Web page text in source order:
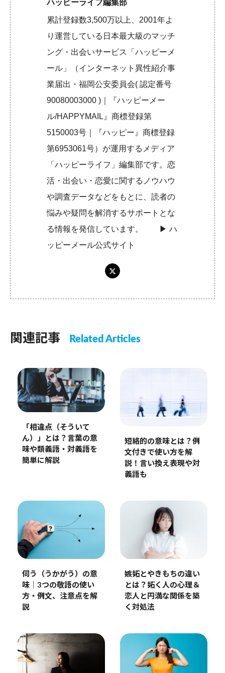
ハッピーライフ編集部
累計登録数3,500万以上、2001年よ
り運営している日本最大級のマッチ
ング・出会いサービス「ハッピーメ
ール」（インターネット異性紹介事
業届出・福岡公安委員会( 認定番号
90080003000 )｜『ハッピーメー
ル/HAPPYMAIL』商標登録第
5150003号｜『ハッピー』商標登録
第6953061号）が運用するメディア
「ハッピーライフ」編集部です。恋
活・出会い・恋愛に関するノウハウ
や調査データなどをもとに、読者の
悩みや疑問を解消するサポートとな
る情報を発信しています。 ▶︎ハ
ッピーメール公式サイト
関連記事 Related Articles
「相違点（そういて
ん）」とは？言葉の意
味や類義語・対義語を
簡単に解説
短絡的の意味とは？例
文付きで使い方を解
説！言い換え表現や対
義語も
伺う（うかがう）の意
味｜3つの敬語の使い
方・例文、注意点を解
説
嫉妬とやきもちの違い
とは？妬く人の心理＆
恋人と円満な関係を築
く対処法